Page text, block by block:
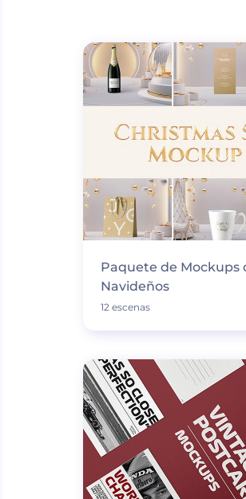
Paquete de Mockups
Navideños
12 escenas